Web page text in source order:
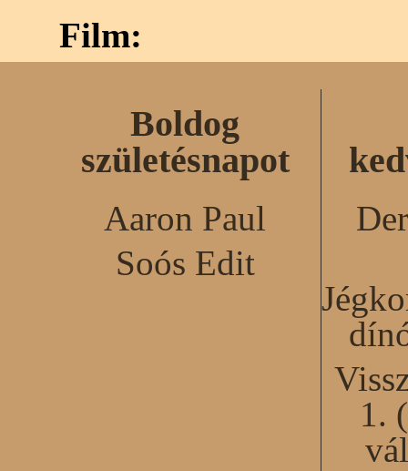
Film:
Boldog
születésnapot
Aaron Paul
Soós Edit
1.